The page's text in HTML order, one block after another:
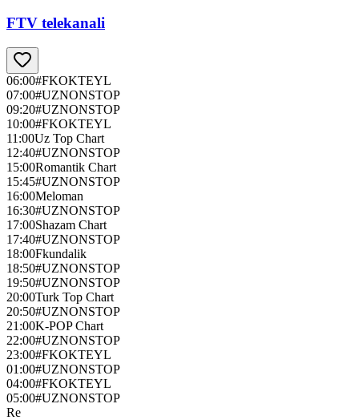
FTV telekanali
06:00#FKOKTEYL
07:00#UZNONSTOP
09:20#UZNONSTOP
10:00#FKOKTEYL
11:00Uz Top Chart
12:40#UZNONSTOP
15:00Romantik Chart
15:45#UZNONSTOP
16:00Meloman
16:30#UZNONSTOP
17:00Shazam Chart
17:40#UZNONSTOP
18:00Fkundalik
18:50#UZNONSTOP
19:50#UZNONSTOP
20:00Turk Top Chart
20:50#UZNONSTOP
21:00K-POP Chart
22:00#UZNONSTOP
23:00#FKOKTEYL
01:00#UZNONSTOP
04:00#FKOKTEYL
05:00#UZNONSTOP
Re